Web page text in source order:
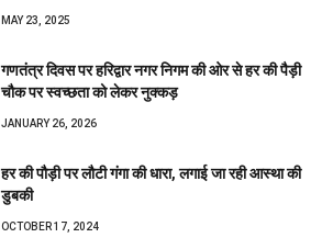
MAY 23, 2025
गणतंत्र दिवस पर हरिद्वार नगर निगम की ओर से हर की पैड़ी
चौक पर स्वच्छता को लेकर नुक्कड़
JANUARY 26, 2026
हर की पौड़ी पर लौटी गंगा की धारा, लगाई जा रही आस्था की
डुबकी
OCTOBER 17, 2024